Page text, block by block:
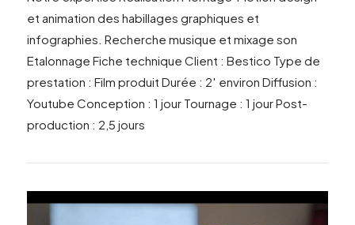
et animation des habillages graphiques et
infographies. Recherche musique et mixage son
Etalonnage Fiche technique Client : Bestico Type de
prestation : Film produit Durée : 2′ environ Diffusion :
Youtube Conception : 1 jour Tournage : 1 jour Post-
production : 2,5 jours